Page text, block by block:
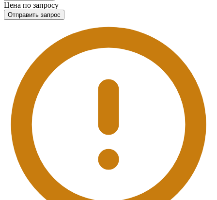
Цена по запросу
Отправить запрос